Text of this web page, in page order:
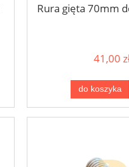
Rura gięta 70mm
41,00
do koszyka